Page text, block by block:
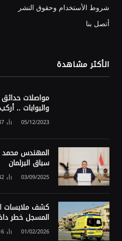
شروط الأستخدام وحقوق النشر
أتصل بنا
الأكثر مشاهدة
مواصلات حدائق
والبوابات ..
05/12/2023
المهندس محمد
سباق البرلمان
03/09/2025
كشف ملابسات
المسجل خطر
01/02/2026